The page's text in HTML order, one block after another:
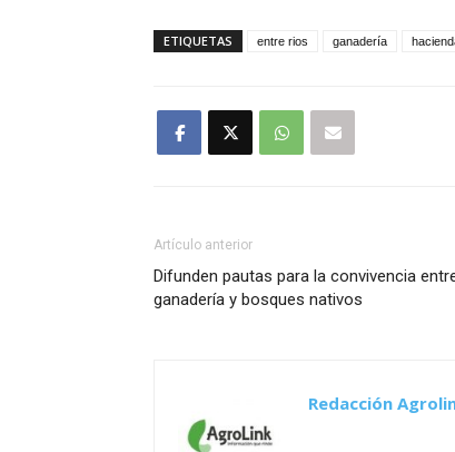
ETIQUETAS entre rios ganadería
Artículo anterior
Difunden pautas para la convivencia
ganadería y bosques nativos
Redacción